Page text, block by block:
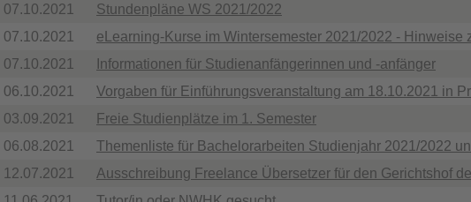
07.10.2021
Stundenpläne WS 2021/2022
07.10.2021
eLearning-Kurse im Wintersemester 2021/2022 - Hinweise
07.10.2021
Informationen für Studienanfängerinnen und -anfänger
06.10.2021
Vorgaben für Einführungsveranstaltung am 18.10.2021 in
03.09.2021
Freie Studienplätze im 1. Semester
06.08.2021
Themenliste für Bachelorarbeiten Studienjahr 2021/2022
12.07.2021
Ausschreibung Freelance Übersetzer für den Gerichtshof